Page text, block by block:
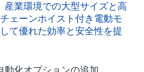
産業環境での大型サイズと高
ェーンホイスト付き電動モ
て優れた効率と安全性を提